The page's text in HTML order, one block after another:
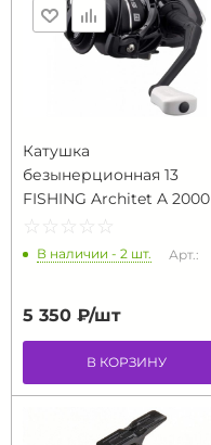
Катушка
безынерционная 13
FISHING Architet A 2000
☆ ☆ ☆ ☆ ☆
★ ★ ★ ★ ★
В наличии - 2 шт. Арт.:
5 350 ₽/шт
В КОРЗИНУ